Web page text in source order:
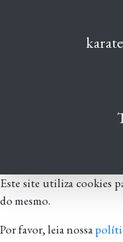
Este site utiliza cookies
do mesmo.
Por favor, leia nossa